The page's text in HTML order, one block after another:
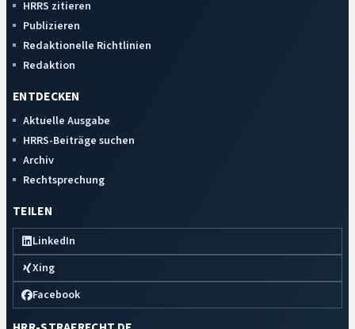
HRRS zitieren
Publizieren
Redaktionelle Richtlinien
Redaktion
ENTDECKEN
Aktuelle Ausgabe
HRRS-Beiträge suchen
Archiv
Rechtsprechung
TEILEN
LinkedIn
Xing
Facebook